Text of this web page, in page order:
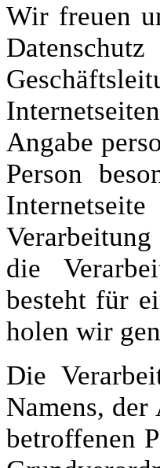
Wir freuen
Angabe
Person
die
besteht für
holen wir
Die
Namens,
betroffenen